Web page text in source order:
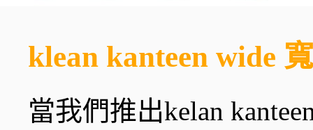
klean kanteen wide
當我們推出kelan